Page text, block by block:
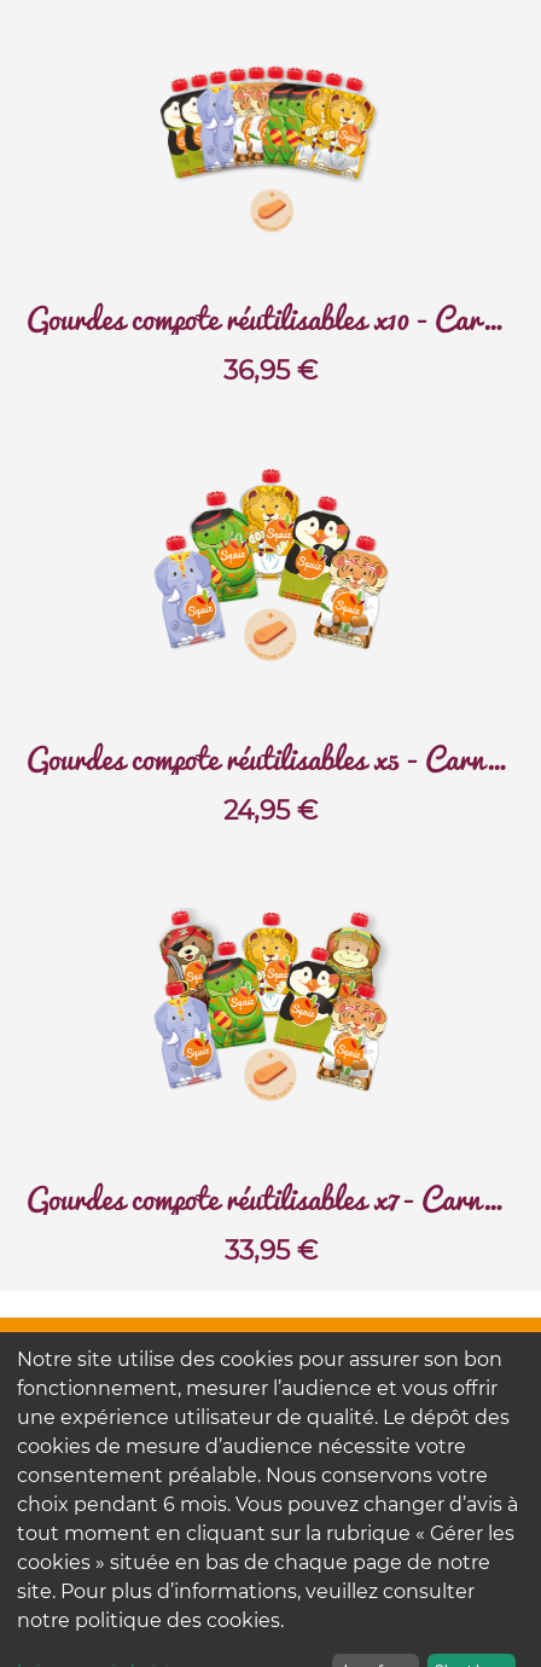
Gourdes compote réutilisables x10 - Carnaval
36,95€
Gourdes compote réutilisables x5 - Carnaval
24,95€
Gourdes compote réutilisables x7 - Carnaval
33,95€
FAQ
Contactez-nous
Nos engagements
Mentions légales
Politique de confidentialité
Notre site utilise des cookies pour assurer son bon
fonctionnement, mesurer l’audience et vous offrir
une expérience utilisateur de qualité. Le dépôt des
cookies de mesure d’audience nécessite votre
consentement préalable. Nous conservons votre
choix pendant 6 mois. Vous pouvez changer d’avis à
tout moment en cliquant sur la rubrique « Gérer les
cookies » située en bas de chaque page de notre
site. Pour plus d’informations, veuillez consulter
notre politique des cookies.